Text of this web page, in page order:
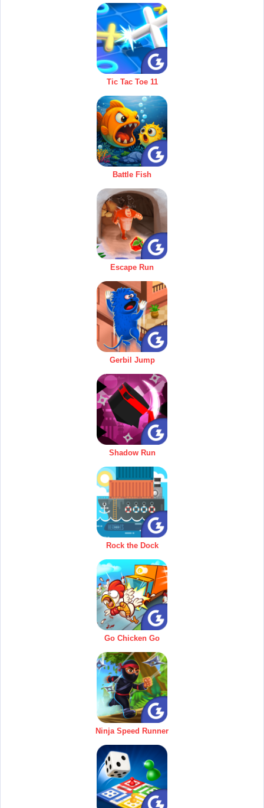
Tic Tac Toe 11
Battle Fish
Escape Run
Gerbil Jump
Shadow Run
Rock the Dock
Go Chicken Go
Ninja Speed Runner